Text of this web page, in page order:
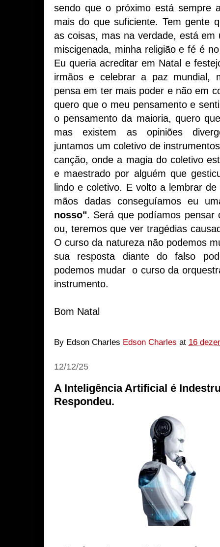
sendo que o próximo está sempre
mais do que suficiente. Tem gente
as coisas, mas na verdade, está em
miscigenada, minha religião e fé é
Eu queria acreditar em Natal e
irmãos e celebrar a paz mundial,
pensa em ter mais poder e não em
quero que o meu pensamento e
o pensamento da maioria, quero
mas existem as opiniões
juntamos um coletivo de
canção, onde a magia do coletivo
e maestrado por alguém que
lindo e coletivo. E volto a lembrar
mãos dadas conseguíamos eu
nosso". Será que podíamos pensar
ou, teremos que ver tragédias
O curso da natureza não podemos
sua resposta diante do falso
podemos mudar o curso da
instrumento.
Bom Natal
By Edson Charles Edson Charles at 16
12/12/25
A Inteligência Artificial é
Respondeu.